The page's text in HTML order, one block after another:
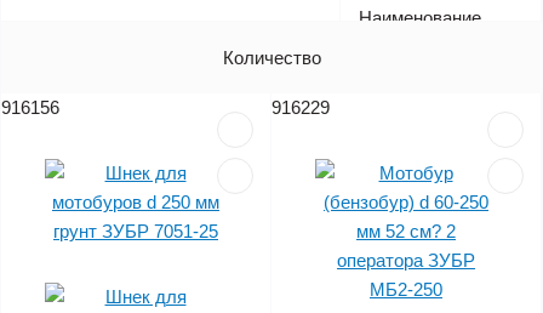
Наименование
Количество
916156 916229